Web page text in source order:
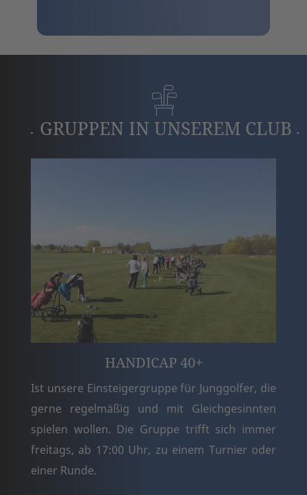
GRUPPEN IN UNSEREM CLUB
HANDICAP 40+
Ist unsere Einsteigergruppe für Junggolfer, die
gerne regelmäßig und mit Gleichgesinnten
spielen wollen. Die Gruppe trifft sich immer
freitags, ab 17:00 Uhr, zu einem Turnier oder
einer Runde.